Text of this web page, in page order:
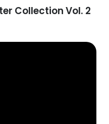
Collection Vol. 2